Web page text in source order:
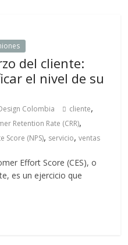
del cliente:
el nivel de su
Colombia cliente,
Retention Rate (CRR),
Score (NPS), servicio,ventas
Effort Score (CES), o
es un ejercicio que